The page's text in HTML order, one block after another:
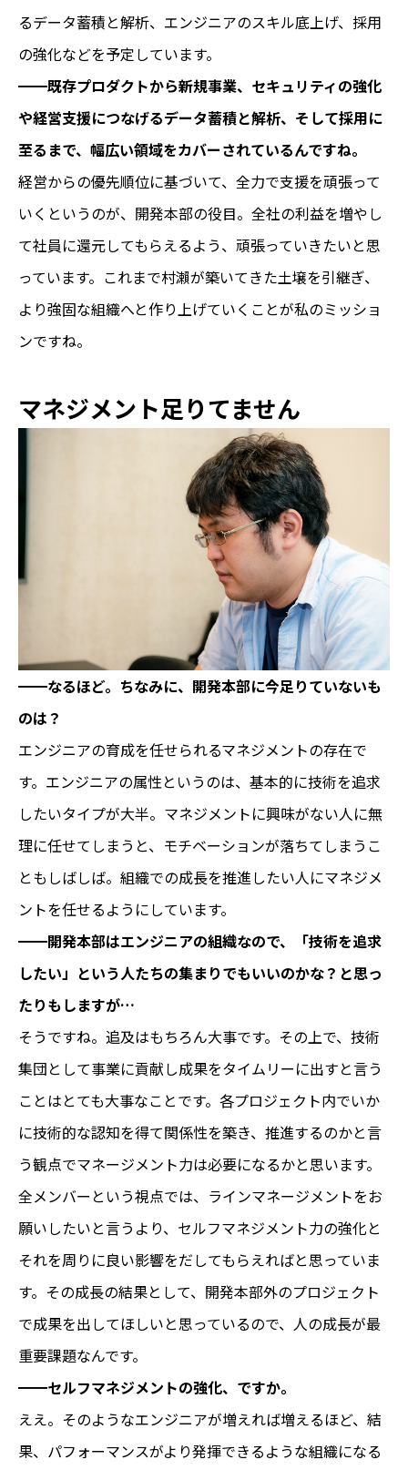
るデータ蓄積と解析、エンジニアのスキル底上げ、採用
の強化などを予定しています。
━━既存プロダクトから新規事業、セキュリティの強化
や経営支援につなげるデータ蓄積と解析、そして採用に
至るまで、幅広い領域をカバーされているんですね。
経営からの優先順位に基づいて、全力で支援を頑張って
いくというのが、開発本部の役目。全社の利益を増やし
て社員に還元してもらえるよう、頑張っていきたいと思
っています。これまで村瀨が築いてきた土壌を引継ぎ、
より強固な組織へと作り上げていくことが私のミッショ
ンですね。
マネジメント足りてません
━━なるほど。ちなみに、開発本部に今足りていないも
のは？
エンジニアの育成を任せられるマネジメントの存在で
す。エンジニアの属性というのは、基本的に技術を追求
したいタイプが大半。マネジメントに興味がない人に無
理に任せてしまうと、モチベーションが落ちてしまうこ
ともしばしば。組織での成長を推進したい人にマネジメ
ントを任せるようにしています。
━━開発本部はエンジニアの組織なので、「技術を追求
したい」という人たちの集まりでもいいのかな？と思っ
たりもしますが…
そうですね。追及はもちろん大事です。その上で、技術
集団として事業に貢献し成果をタイムリーに出すと言う
ことはとても大事なことです。各プロジェクト内でいか
に技術的な認知を得て関係性を築き、推進するのかと言
う観点でマネージメント力は必要になるかと思います。
全メンバーという視点では、ラインマネージメントをお
願いしたいと言うより、セルフマネジメント力の強化と
それを周りに良い影響をだしてもらえればと思っていま
す。その成長の結果として、開発本部外のプロジェクト
で成果を出してほしいと思っているので、人の成長が最
重要課題なんです。
━━セルフマネジメントの強化、ですか。
ええ。そのようなエンジニアが増えれば増えるほど、結
果、パフォーマンスがより発揮できるような組織になる